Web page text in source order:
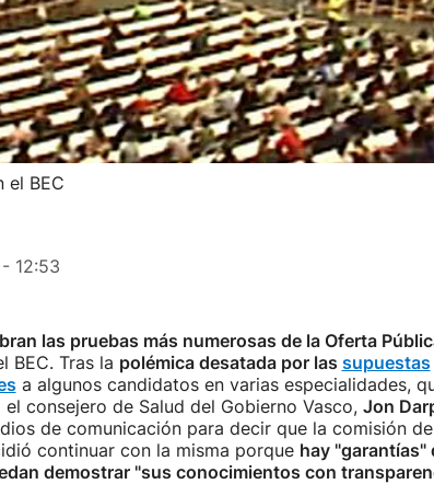
el BEC
12:53
las pruebas más numerosas de la Oferta
BEC. Tras la polémica desatada por las supuestas
a algunos candidatos en varias especialidades,
consejero de Salud del Gobierno Vasco, Jon
de comunicación para decir que la comisión de
continuar con la misma porque hay "garantías"
demostrar "sus conocimientos con